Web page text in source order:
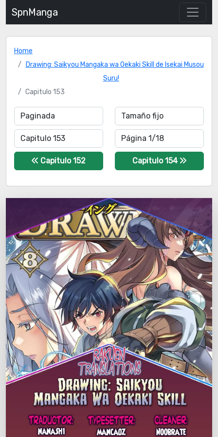
SpnManga
Home
Drawing: Saikyou Mangaka wa Oekaki Skill de Isekai Musou
Suru!
Capitulo 153
Capitulo 152 Capitulo 154